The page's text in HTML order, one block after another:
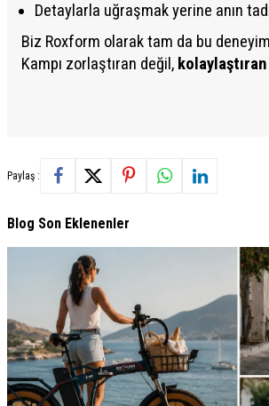
Detaylarla uğraşmak yerine anın tadı
Biz Roxform olarak tam da bu
Kampı zorlaştıran değil, kolaylaştıran
Paylaş :
Blog Son Eklenenler